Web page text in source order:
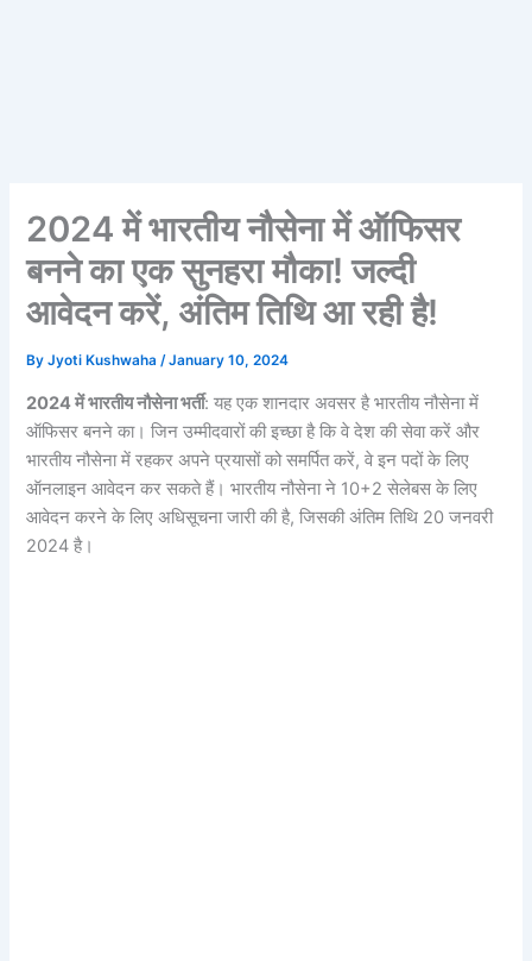
2024 में भारतीय नौसेना में ऑफिसर
बनने का एक सुनहरा मौका! जल्दी
आवेदन करें, अंतिम तिथि आ रही है!
ByJyoti Kushwaha/January 10, 2024
2024 में भारतीय नौसेना भर्ती: यह एक शानदार अवसर है भारतीय नौसेना में
ऑफिसर बनने का। जिन उम्मीदवारों की इच्छा है कि वे देश की सेवा करें और
भारतीय नौसेना में रहकर अपने प्रयासों को समर्पित करें, वे इन पदों के लिए
ऑनलाइन आवेदन कर सकते हैं। भारतीय नौसेना ने 10+2 सेलेबस के लिए
आवेदन करने के लिए अधिसूचना जारी की है, जिसकी अंतिम तिथि 20 जनवरी
2024 है।